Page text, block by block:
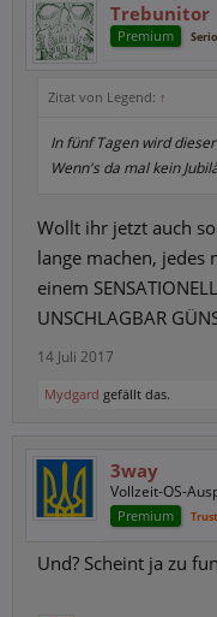
Trebunitor
Premium
Zitat von Legend: ↑
In fünf Tagen wird
Wenn's da mal kein
Wollt ihr jetzt auch
lange machen, jedes
einem
UNSCHLAGBAR
14 Juli 2017
Mydgard gefällt das.
3way
Vollzeit-OS-
Premium
Und? Scheint ja zu